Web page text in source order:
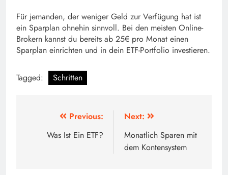
Für jemanden, der weniger Geld zur Verfügung hat ist
ein Sparplan ohnehin sinnvoll. Bei den meisten Online-
Brokern kannst du bereits ab 25€ pro Monat einen
Sparplan einrichten und in dein ETF-Portfolio investieren.
Tagged: Schritten
Beitragsnavigation
Previous:
Was Ist Ein ETF?
Next:
Monatlich Sparen mit
dem Kontensystem